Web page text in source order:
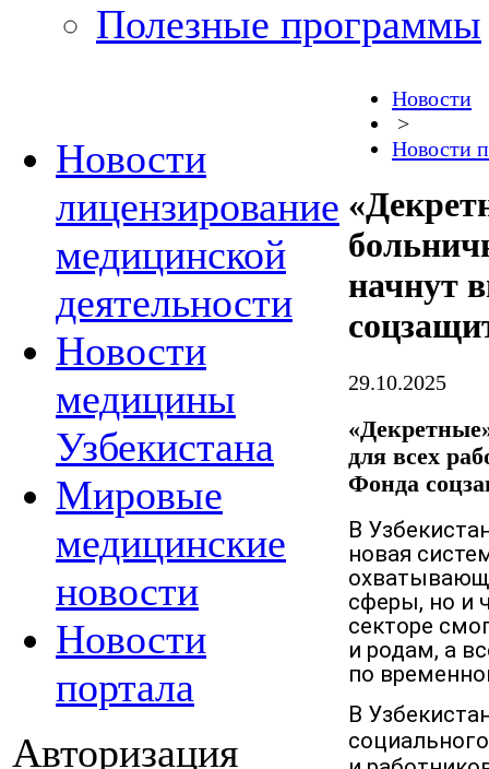
Полезные программы
Новости
лицензирование
медицинской
деятельности
Новости
медицины
Узбекистана
Мировые
медицинские
новости
Новости
портала
Авторизация
Новости
>
Новости
начнут
29.10.2025
для всех
Фонда
В
новая
сферы, но и
секторе
и родам, а
по
В